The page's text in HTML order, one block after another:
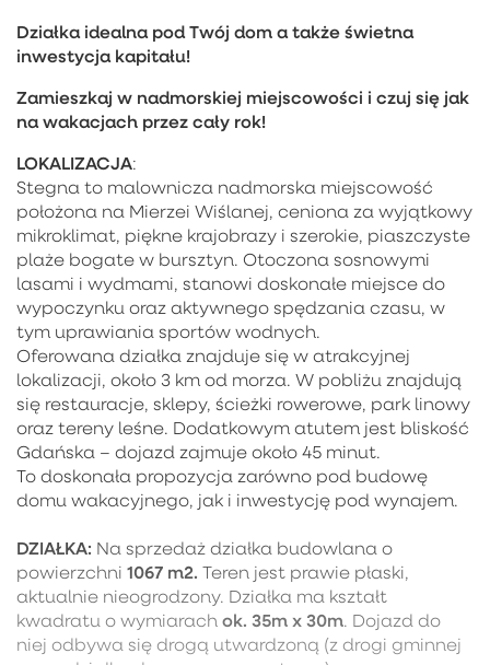
Działka idealna pod Twój dom a także świetna
inwestycja kapitału!
Zamieszkaj w nadmorskiej miejscowości i czuj się jak
na wakacjach przez cały rok!
LOKALIZACJA:
Stegna to malownicza nadmorska miejscowość
położona na Mierzei Wiślanej, ceniona za wyjątkowy
mikroklimat, piękne krajobrazy i szerokie, piaszczyste
plaże bogate w bursztyn. Otoczona sosnowymi
lasami i wydmami, stanowi doskonałe miejsce do
wypoczynku oraz aktywnego spędzania czasu, w
tym uprawiania sportów wodnych.
Oferowana działka znajduje się w atrakcyjnej
lokalizacji, około 3 km od morza. W pobliżu znajdują
się restauracje, sklepy, ścieżki rowerowe, park linowy
oraz tereny leśne. Dodatkowym atutem jest bliskość
Gdańska – dojazd zajmuje około 45 minut.
To doskonała propozycja zarówno pod budowę
domu wakacyjnego, jak i inwestycję pod wynajem.
DZIAŁKA: Na sprzedaż działka budowlana o
powierzchni 1067 m2. Teren jest prawie płaski,
aktualnie nieogrodzony. Działka ma kształt
kwadratu o wymiarach ok. 35m x 30m. Dojazd do
niej odbywa się drogą utwardzoną (z drogi gminnej